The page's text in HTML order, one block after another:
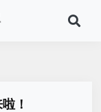
！